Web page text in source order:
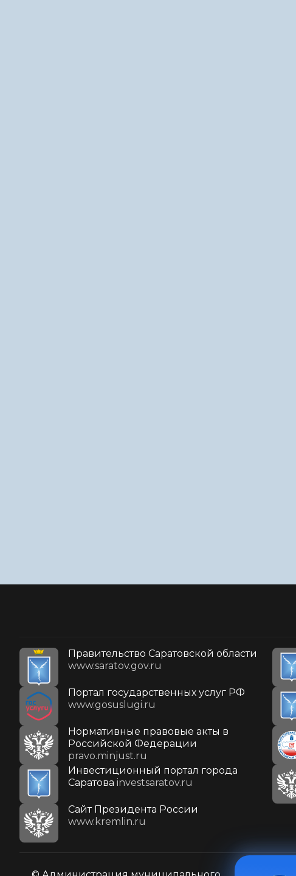
Правительство Саратовской области
www.saratov.gov.ru
Портал государственных услуг РФ
www.gosuslugi.ru
Нормативные правовые акты в
Российской Федерации
pravo.minjust.ru
Инвестиционный портал города
Саратова investsaratov.ru
Cайт Президента России
www.kremlin.ru